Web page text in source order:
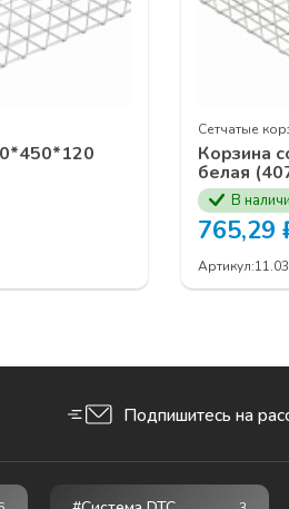
Сетчатые
Корзина
белая
В
765,29
Артикул:
Подпишитесь на
Выдвижные
Фурнитура
Серия
Серия
ЗАЯВКУ НА
КОМПАНИИ